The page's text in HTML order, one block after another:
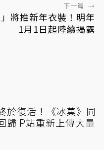
下一篇 →
將推新年衣裝！明年
1月1日起陸續揭露
於復活！《冰菓》同
歸 P站重新上傳大量